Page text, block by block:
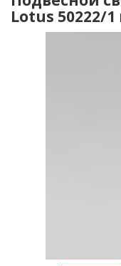
Lotus 50222/1